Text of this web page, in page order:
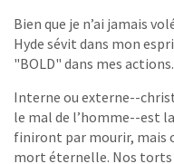
Bien que je n’ai jamais
Hyde sévit dans mon
"BOLD" dans mes
Interne ou externe--
le mal de l’homme--est
finiront par mourir, mais
mort éternelle. Nos torts